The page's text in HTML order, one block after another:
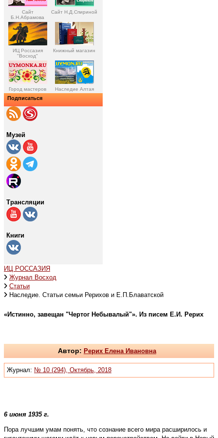
Сайт
Б.Н.Абрамова
Сайт Н.Д.Спириной
ИЦ Россазия
"Восход"
Книжный магазин
Город мастеров Наследие Алтая
Подписаться
Музей
Трансляции
Книги
ИЦ РОССАЗИЯ
Журнал Восход
Статьи
Наследие. Статьи семьи Рерихов и Е.П.Блаватской
«Истинно, завещан "Чертог Небывалый"». Из писем Е.И. Рерих
Автор: Рерих Елена Ивановна
Журнал: № 10 (294), Октябрь, 2018
6 июня 1935 г.
Пора лучшим умам понять, что сознание всего мира расширилось и